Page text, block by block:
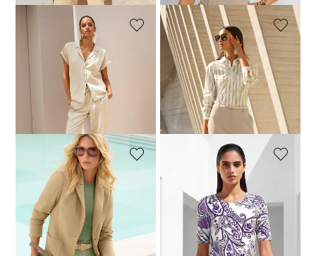
MADELEINE
169,95 €
Laagste prijs van de afgelopen 30
dagen**: 149,95 €
MADELEINE
Katoenen blouse in een patroonmix
89,95 €149,95 €
Laagste prijs van de afgelopen 30
dagen**: 99,95 €
(-10%)
MADELEINE
Blazer
169,95 €309,95 €
Laagste prijs van de afgelopen 30
dagen**: 279,95 € (-39%)
Shirt met paisleypatroon
89,95 €
Laagste prijs van de afgelopen 30
dagen**: 89,95 € (-44%)